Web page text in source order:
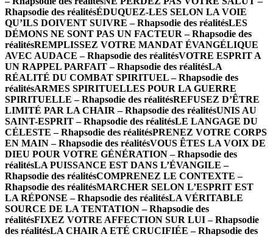
Rhapsodie des réalitésÉDUQUEZ-LES SELON LA VOIE
QU’ILS DOIVENT SUIVRE – Rhapsodie des réalitésLES
DÉMONS NE SONT PAS UN FACTEUR – Rhapsodie des
réalitésREMPLISSEZ VOTRE MANDAT ÉVANGÉLIQUE
AVEC AUDACE – Rhapsodie des réalitésVOTRE ESPRIT A
UN RAPPEL PARFAIT – Rhapsodie des réalitésLA
RÉALITÉ DU COMBAT SPIRITUEL – Rhapsodie des
réalitésARMES SPIRITUELLES POUR LA GUERRE
SPIRITUELLE – Rhapsodie des réalitésREFUSEZ D’ÊTRE
LIMITÉ PAR LA CHAIR – Rhapsodie des réalitésUNIS AU
SAINT-ESPRIT – Rhapsodie des réalitésLE LANGAGE DU
CÉLESTE – Rhapsodie des réalitésPRENEZ VOTRE CORPS
EN MAIN – Rhapsodie des réalitésVOUS ÊTES LA VOIX DE
DIEU POUR VOTRE GÉNÉRATION – Rhapsodie des
réalitésLA PUISSANCE EST DANS L’ÉVANGILE –
Rhapsodie des réalitésCOMPRENEZ LE CONTEXTE –
Rhapsodie des réalitésMARCHER SELON L’ESPRIT EST
LA RÉPONSE – Rhapsodie des réalitésLA VÉRITABLE
SOURCE DE LA TENTATION – Rhapsodie des
réalitésFIXEZ VOTRE AFFECTION SUR LUI – Rhapsodie
des réalitésLA CHAIR A ETÉ CRUCIFIÉE – Rhapsodie des